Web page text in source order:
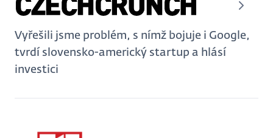
Vyřešili jsme problém, s nímž bojuje i Google,
tvrdí slovensko-americký startup a hlásí
investici